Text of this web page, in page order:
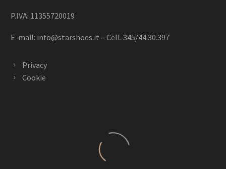
P.IVA: 11355720019
E-mail: info@starshoes.it – Cell. 345/44.30.397
Privacy
Cookie